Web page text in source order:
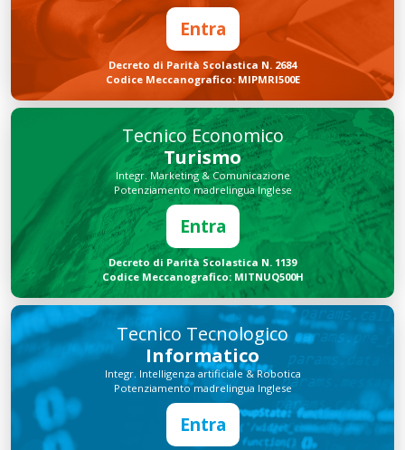
Entra
Decreto di Parità Scolastica N. 2684
Codice Meccanografico: MIPMRI500E
Tecnico Economico
Turismo
Integr. Marketing & Comunicazione
Potenziamento madrelingua Inglese
Entra
Decreto di Parità Scolastica N. 1139
Codice Meccanografico: MITNUQ500H
Tecnico Tecnologico
Informatico
Integr. Intelligenza artificiale & Robotica
Potenziamento madrelingua Inglese
Entra